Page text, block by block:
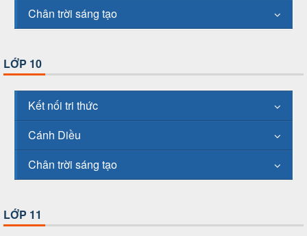
Chân trời sáng tạo
LỚP 10
Kết nối tri thức
Cánh Diều
Chân trời sáng tạo
LỚP 11